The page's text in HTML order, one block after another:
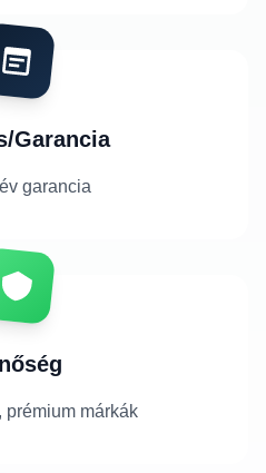
Garancia
garancia
prémium márkák